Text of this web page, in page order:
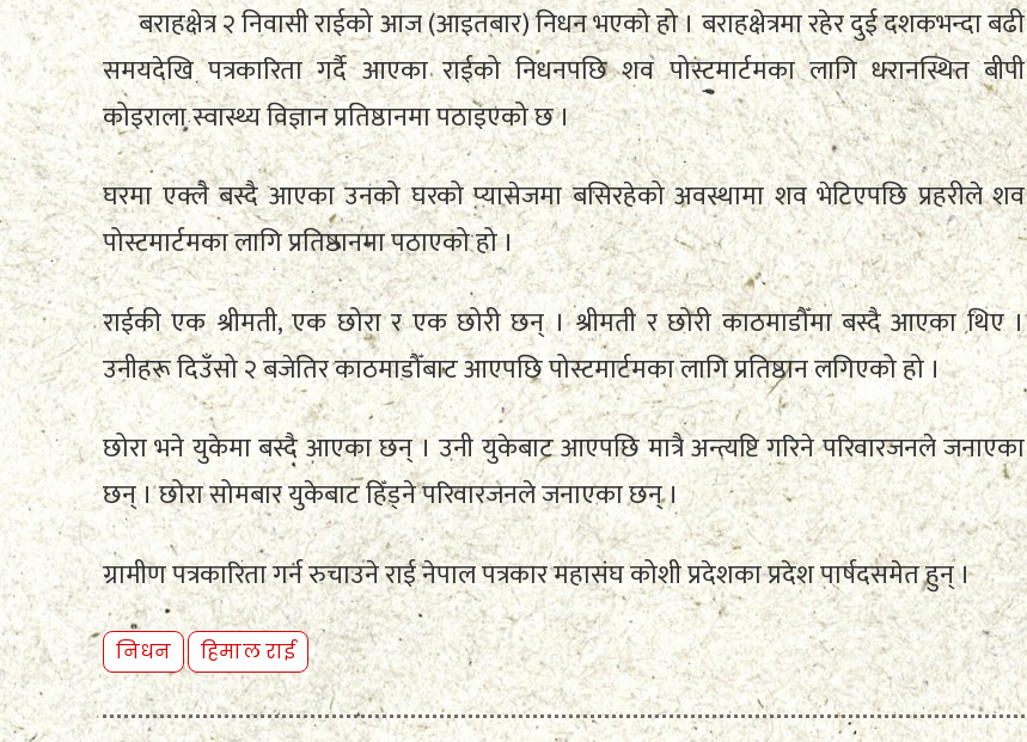
बराहक्षेत्र २ निवासी राईको आज (आइतबार) निधन भएको हो । बराहक्षेत्रमा रहेर दुई दशकभन्दा बढी
समयदेखि पत्रकारिता गर्दै आएका राईको निधनपछि शव पोस्टमार्टमका लागि धरानस्थित बीपी
कोइराला स्वास्थ्य विज्ञान प्रतिष्ठानमा पठाइएको छ ।
घरमा एक्लै बस्दै आएका उनको घरको प्यासेजमा बसिरहेको अवस्थामा शव भेटिएपछि प्रहरीले शव
पोस्टमार्टमका लागि प्रतिष्ठानमा पठाएको हो ।
राईकी एक श्रीमती, एक छोरा र एक छोरी छन् । श्रीमती र छोरी काठमाडौँमा बस्दै आएका थिए ।
उनीहरू दिउँसो २ बजेतिर काठमाडौँबाट आएपछि पोस्टमार्टमका लागि प्रतिष्ठान लगिएको हो ।
छोरा भने युकेमा बस्दै आएका छन् । उनी युकेबाट आएपछि मात्रै अन्त्यष्टि गरिने परिवारजनले जनाएका
छन् । छोरा सोमबार युकेबाट हिँड्ने परिवारजनले जनाएका छन् ।
ग्रामीण पत्रकारिता गर्न रुचाउने राई नेपाल पत्रकार महासंघ कोशी प्रदेशका प्रदेश पार्षदसमेत हुन् ।
निधन हिमाल राई